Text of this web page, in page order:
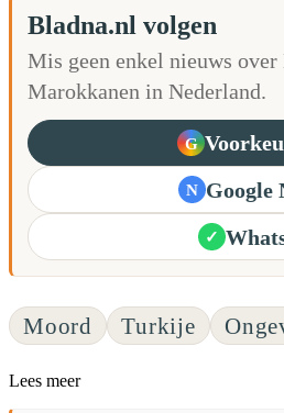
Bladna.nl volgen
Mis geen enkel nieuws
Marokkanen in Nederland.
G
N Google
✓
Moord Turkije
Lees meer